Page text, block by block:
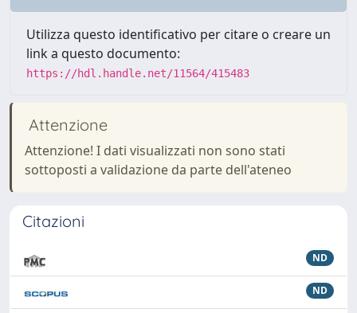
Utilizza questo identificativo per citare o creare un
link a questo documento:
https://hdl.handle.net/11564/415483
Attenzione
Attenzione! I dati visualizzati non sono stati
sottoposti a validazione da parte dell'ateneo
Citazioni
ND
ND